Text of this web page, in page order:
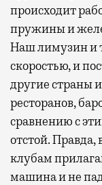
происходит
пружины и
Наш лимузин и
скоростью, и
другие страны
ресторанов,
сравнению с
отстой.
клубам
машина и не